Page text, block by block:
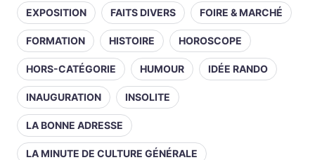
EXPOSITION FAITS DIVERS FOIRE & MARCHÉ
FORMATION HISTOIRE HOROSCOPE
HORS-CATÉGORIE HUMOUR IDÉE RANDO
INAUGURATION INSOLITE
LA BONNE ADRESSE
LA MINUTE DE CULTURE GÉNÉRALE